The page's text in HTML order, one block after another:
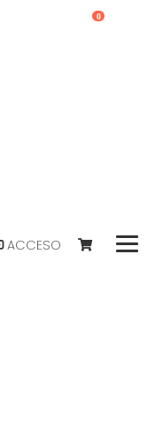
ACCESO
0